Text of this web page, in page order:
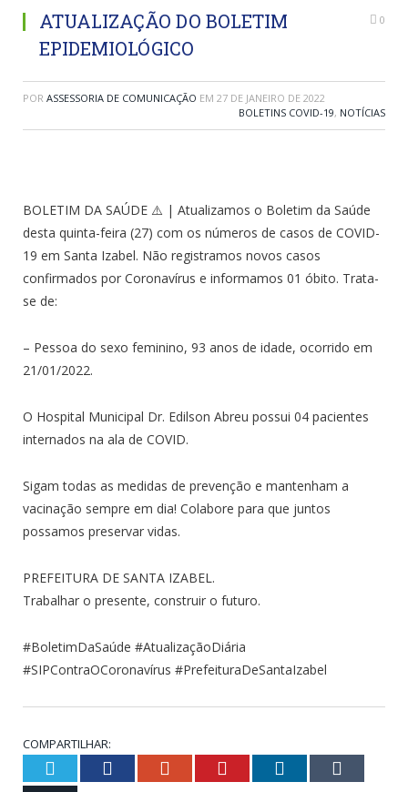
ATUALIZAÇÃO DO BOLETIM
EPIDEMIOLÓGICO
0
POR ASSESSORIA DE COMUNICAÇÃO EM 27 DE JANEIRO DE 2022
BOLETINS COVID-19, NOTÍCIAS
BOLETIM DA SAÚDE ⚠️ | Atualizamos o Boletim da Saúde
desta quinta-feira (27) com os números de casos de COVID-
19 em Santa Izabel. Não registramos novos casos
confirmados por Coronavírus e informamos 01 óbito. Trata-
se de:
– Pessoa do sexo feminino, 93 anos de idade, ocorrido em
21/01/2022.
O Hospital Municipal Dr. Edilson Abreu possui 04 pacientes
internados na ala de COVID.
Sigam todas as medidas de prevenção e mantenham a
vacinação sempre em dia! Colabore para que juntos
possamos preservar vidas.
PREFEITURA DE SANTA IZABEL.
Trabalhar o presente, construir o futuro.
#BoletimDaSaúde #AtualizaçãoDiária
#SIPContraOCoronavírus #PrefeituraDeSantaIzabel
COMPARTILHAR:
Twitter Facebook Google+ Pinterest LinkedIn